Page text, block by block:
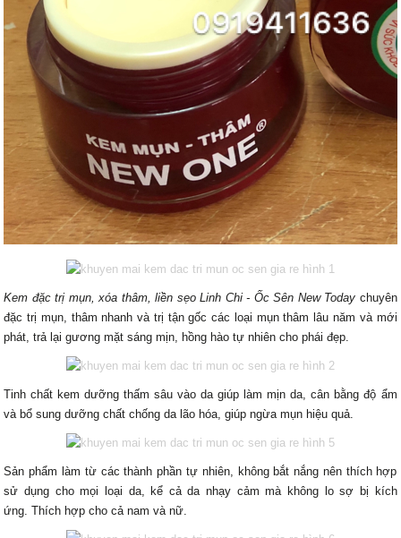
Kem đặc trị mụn, xóa thâm, liền sẹo Linh Chi - Ốc Sên New Today chuyên
đặc trị mụn, thâm nhanh và trị tận gốc các loại mụn thâm lâu năm và mới
phát, trả lại gương mặt sáng mịn, hồng hào tự nhiên cho phái đẹp.
Tinh chất kem dưỡng thấm sâu vào da giúp làm mịn da, cân bằng độ ẩm
và bổ sung dưỡng chất chống da lão hóa, giúp ngừa mụn hiệu quả.
Sản phẩm làm từ các thành phần tự nhiên, không bắt nắng nên thích hợp
sử dụng cho mọi loại da, kể cả da nhạy cảm mà không lo sợ bị kích
ứng. Thích hợp cho cả nam và nữ.